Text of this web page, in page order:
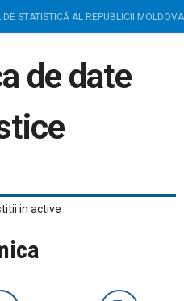
DE STATISTICĂ AL REPUBLICII MOLDOVA
de date
in active